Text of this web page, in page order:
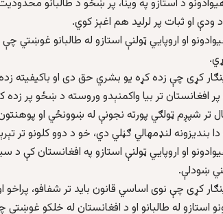
د استازو په وينا، پر ښځو د طالبانو
ودې او ثبات پر لرليد هم اغېز کوي.
او اروپايي ټولنې استازو له طالبانو
کړی چې زده کړه يو بشري حق دی او باکيفيته
پر افغانستان تر بيا واکمنېدو وروسته د ښځو پر زده
تر شپږم ټولګي پورته نجونې له ښوونځي او
دا بنديزونه لنډمهالي ګڼلي دي، خو د دوو کلونو تر
او اروپايي ټولنې استازو په افغانستان کې
ښودلې.
کړی چې نوی اساسي قانون بايد تر شفافو،
استازو له طالبانو او د افغانستان له خلکو